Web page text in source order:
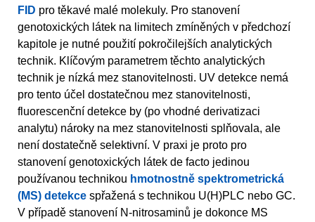
FID pro těkavé malé molekuly. Pro stanovení
genotoxických látek na limitech zmíněných v předchozí
kapitole je nutné použití pokročilejších analytických
technik. Klíčovým parametrem těchto analytických
technik je nízká mez stanovitelnosti. UV detekce nemá
pro tento účel dostatečnou mez stanovitelnosti,
fluorescenční detekce by (po vhodné derivatizaci
analytu) nároky na mez stanovitelnosti splňovala, ale
není dostatečně selektivní. V praxi je proto pro
stanovení genotoxických látek de facto jedinou
používanou technikou hmotnostně spektrometrická
(MS) detekce spřažená s technikou U(H)PLC nebo GC.
V případě stanovení N-nitrosaminů je dokonce MS